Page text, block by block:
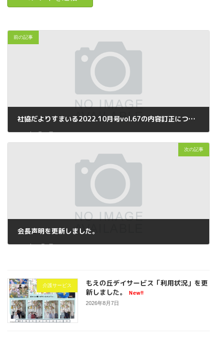
前の記事
社協だよりすまいる2022.10月号vol.67の内容訂正について
2022年9月30日
次の記事
会長声明を更新しました。
2022年10月1日
介護サービス
もえの丘デイサービス「利用状況」を更
新しました。
New!!
2026年8月7日